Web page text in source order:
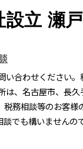
設立 瀬
い合わせください
は、名古屋市、長
税務相談等のお客様
談でも構いませんの